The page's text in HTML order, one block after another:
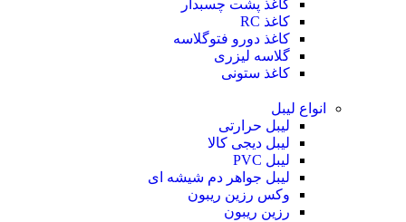
کاغذ پشت چسبدار
کاغذ RC
کاغذ دورو فتوگلاسه
گلاسه لیزری
کاغذ ستونی
انواع لیبل
لیبل حرارتی
لیبل دیجی کالا
لیبل PVC
لیبل جواهر دم شیشه ای
وکس رزین ریبون
رزین ریبون